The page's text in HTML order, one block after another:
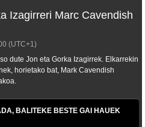
Izagirreri Marc Cavendish
(UTC+1)
dute Jon eta Gorka Izagirrek. Elkarrekin
horietako bat, Mark Cavendish
BALITEKE BESTE GAI HAUEK